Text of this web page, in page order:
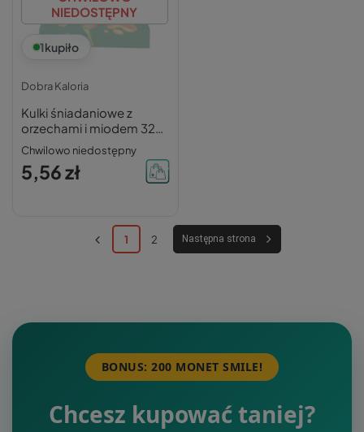
NIEDOSTĘPNY
1kupiło
Dobra Kaloria
Kulki śniadaniowe z
orzechami i miodem 32g
– Dobra Kaloria
Chwilowo niedostępny
5,56 zł
1 2 Następna strona
BONUS: 200 MONET SMILE!
Chcesz kupować taniej?